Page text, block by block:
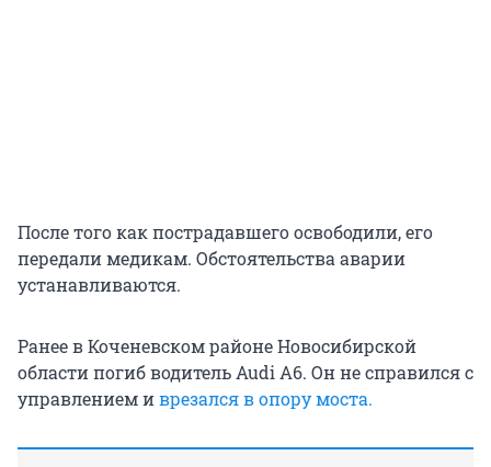
После того как пострадавшего освободили, его
передали медикам. Обстоятельства аварии
устанавливаются.
Ранее в Коченевском районе Новосибирской
области погиб водитель Audi A6. Он не справился с
управлением иврезался в опору моста.